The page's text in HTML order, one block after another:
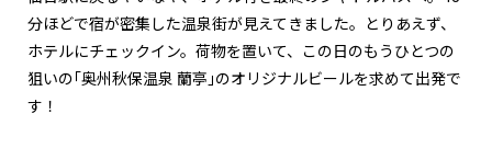
分ほどで宿が密集した温泉街が見えてきました。とりあえず、
ホテルにチェックイン。荷物を置いて、この日のもうひとつの
狙いの｢奥州秋保温泉 蘭亭｣のオリジナルビールを求めて出発で
す！